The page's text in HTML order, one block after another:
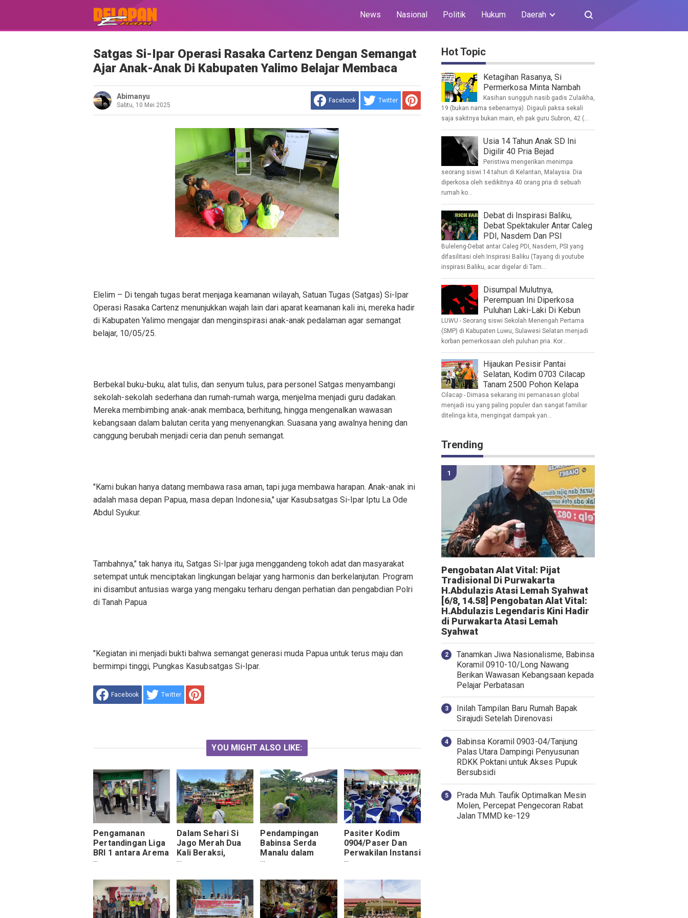
News Nasional Politik Hukum Daerah
Satgas Si-Ipar Operasi Rasaka Cartenz Dengan Semangat
Ajar Anak-Anak Di Kabupaten Yalimo Belajar Membaca
Abimanyu
Sabtu, 10 Mei 2025
Facebook Twitter
Elelim – Di tengah tugas berat menjaga keamanan wilayah, Satuan Tugas (Satgas) Si-Ipar
Operasi Rasaka Cartenz menunjukkan wajah lain dari aparat keamanan kali ini, mereka hadir
di Kabupaten Yalimo mengajar dan menginspirasi anak-anak pedalaman agar semangat
belajar, 10/05/25.
Berbekal buku-buku, alat tulis, dan senyum tulus, para personel Satgas menyambangi
sekolah-sekolah sederhana dan rumah-rumah warga, menjelma menjadi guru dadakan.
Mereka membimbing anak-anak membaca, berhitung, hingga mengenalkan wawasan
kebangsaan dalam balutan cerita yang menyenangkan. Suasana yang awalnya hening dan
canggung berubah menjadi ceria dan penuh semangat.
"Kami bukan hanya datang membawa rasa aman, tapi juga membawa harapan. Anak-anak ini
adalah masa depan Papua, masa depan Indonesia," ujar Kasubsatgas Si-Ipar Iptu La Ode
Abdul Syukur.
Tambahnya," tak hanya itu, Satgas Si-Ipar juga menggandeng tokoh adat dan masyarakat
setempat untuk menciptakan lingkungan belajar yang harmonis dan berkelanjutan. Program
ini disambut antusias warga yang mengaku terharu dengan perhatian dan pengabdian Polri
di Tanah Papua
"Kegiatan ini menjadi bukti bahwa semangat generasi muda Papua untuk terus maju dan
bermimpi tinggi, Pungkas Kasubsatgas Si-Ipar.
Facebook Twitter
YOU MIGHT ALSO LIKE:
Pengamanan
Pertandingan Liga
BRI 1 antara Arema
FC Vs. Dewa United
Dalam Sehari Si
Jago Merah Dua
Kali Beraksi,
Puluhan Warga
Tinggal
Pendampingan
Babinsa Serda
Manalu dalam
Membersihkan
Tanaman Padi
Gunung
Pasiter Kodim
0904/Paser Dan
Perwakilan Instansi
Paser Ikuti Vicon
Ketahanan Pangan
Hot Topic
Ketagihan Rasanya, Si
Permerkosa Minta Nambah
Kasihan sungguh nasib gadis Zulaikha,
19 (bukan nama sebenarnya). Digauli paksa sekali
saja sakitnya bukan main, eh pak guru Subron, 42 (...
Usia 14 Tahun Anak SD Ini
Digilir 40 Pria Bejad
Peristiwa mengerikan menimpa
seorang siswi 14 tahun di Kelantan, Malaysia. Dia
diperkosa oleh sedikitnya 40 orang pria di sebuah
rumah ko...
Debat di Inspirasi Baliku,
Debat Spektakuler Antar Caleg
PDI, Nasdem Dan PSI
Buleleng-Debat antar Caleg PDI, Nasdem, PSI yang
difasilitasi oleh Inspirasi Baliku (Tayang di youtube
inspirasi Baliku, acar digelar di Tam...
Disumpal Mulutnya,
Perempuan Ini Diperkosa
Puluhan Laki-Laki Di Kebun
LUWU - Seorang siswi Sekolah Menengah Pertama
(SMP) di Kabupaten Luwu, Sulawesi Selatan menjadi
korban pemerkosaan oleh puluhan pria. Kor...
Hijaukan Pesisir Pantai
Selatan, Kodim 0703 Cilacap
Tanam 2500 Pohon Kelapa
Cilacap - Dimasa sekarang ini pemanasan global
menjadi isu yang paling populer dan sangat familiar
ditelinga kita, mengingat dampak yan...
Trending
Pengobatan Alat Vital: Pijat
Tradisional Di Purwakarta
H.Abdulazis Atasi Lemah Syahwat
[6/8, 14.58] Pengobatan Alat Vital:
H.Abdulazis Legendaris Kini Hadir
di Purwakarta Atasi Lemah
Syahwat
Tanamkan Jiwa Nasionalisme, Babinsa
Koramil 0910-10/Long Nawang
Berikan Wawasan Kebangsaan kepada
Pelajar Perbatasan
Inilah Tampilan Baru Rumah Bapak
Sirajudi Setelah Direnovasi
‎Babinsa Koramil 0903-04/Tanjung
Palas Utara Dampingi Penyusunan
RDKK Poktani untuk Akses Pupuk
Bersubsidi
Prada Muh. Taufik Optimalkan Mesin
Molen, Percepat Pengecoran Rabat
Jalan TMMD ke-129